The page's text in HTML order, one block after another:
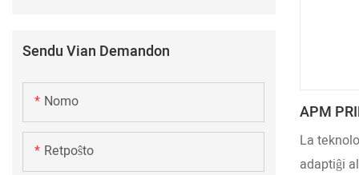
Sendu Vian Demandon
Nomo
Retpoŝto
APM
Lampaj
La
adaptiĝi